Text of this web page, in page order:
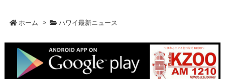
ホーム > ハワイ最新ニュース